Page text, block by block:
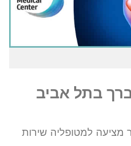
בתל אביב
מציעה למטופליה שירות